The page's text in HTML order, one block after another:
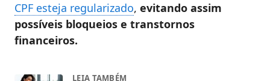
CPF esteja regularizado, evitando assim
possíveis bloqueios e transtornos
financeiros​​​​.
LEIA TAMBÉM